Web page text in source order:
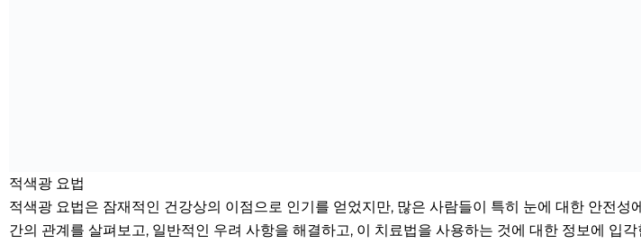
적색광 요법
적색광 요법은 잠재적인 건강상의 이점으로 인기를 얻었지만, 많은 사람들이 특히 눈에 대한 안전
간의 관계를 살펴보고, 일반적인 우려 사항을 해결하고, 이 치료법을 사용하는 것에 대한 정보에 입